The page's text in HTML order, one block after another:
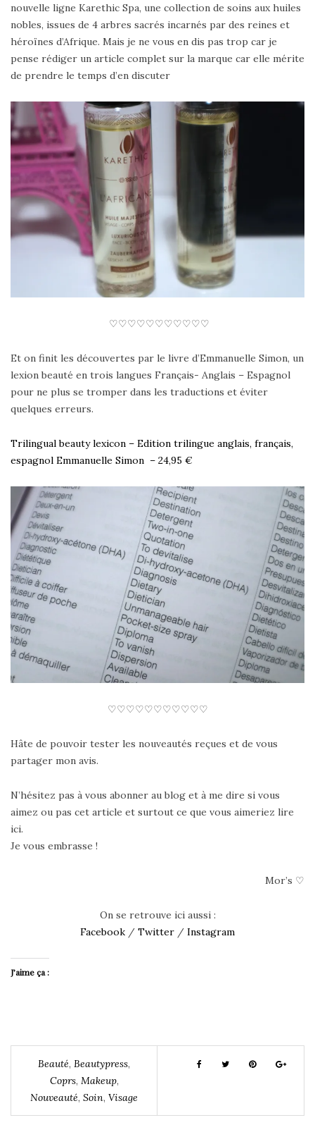
nouvelle ligne Karethic Spa, une collection de soins aux huiles
nobles, issues de 4 arbres sacrés incarnés par des reines et
héroïnes d’Afrique. Mais je ne vous en dis pas trop car je
pense rédiger un article complet sur la marque car elle mérite
de prendre le temps d’en discuter
♡♡♡♡♡♡♡♡♡♡♡
Et on finit les découvertes par le livre d’Emmanuelle Simon, un
lexion beauté en trois langues Français- Anglais – Espagnol
pour ne plus se tromper dans les traductions et éviter
quelques erreurs.
Trilingual beauty lexicon – Edition trilingue anglais, français,
espagnol Emmanuelle Simon – 24,95 €
♡♡♡♡♡♡♡♡♡♡♡
Hâte de pouvoir tester les nouveautés reçues et de vous
partager mon avis.
N’hésitez pas à vous abonner au blog et à me dire si vous
aimez ou pas cet article et surtout ce que vous aimeriez lire
ici.
Je vous embrasse !
Mor’s ♡
On se retrouve ici aussi :
Facebook / Twitter / Instagram
J’aime ça :
Beauté, Beautypress,
Coprs, Makeup,
Nouveauté, Soin, Visage